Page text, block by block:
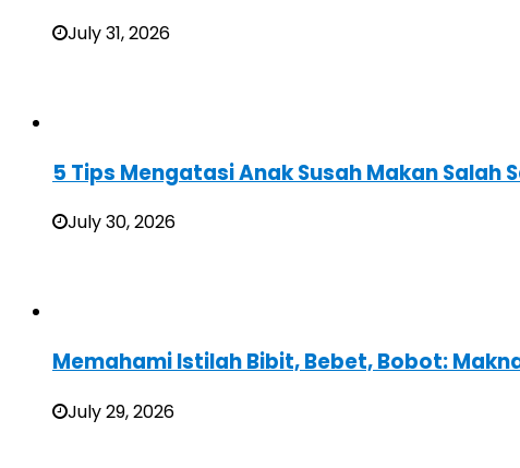
July 31, 2026
5 Tips Mengatasi Anak Susah Makan
July 30, 2026
Memahami Istilah Bibit, Bebet, Bobot:
July 29, 2026